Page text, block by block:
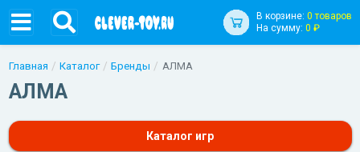
В корзине: 0 товаров
На сумму: 0 ₽
Главная Каталог Бренды АЛМА
АЛМА
Каталог игр